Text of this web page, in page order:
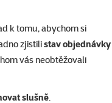
k tomu, abychom si
zjistilistav objednávky
vás neobtěžovali
slušně.
popeloviny 6,2%, hrubá
A 40315 m.j./ kg,
224 mg / kg,
energie 3623 kcal / kg.
data spotřeby.